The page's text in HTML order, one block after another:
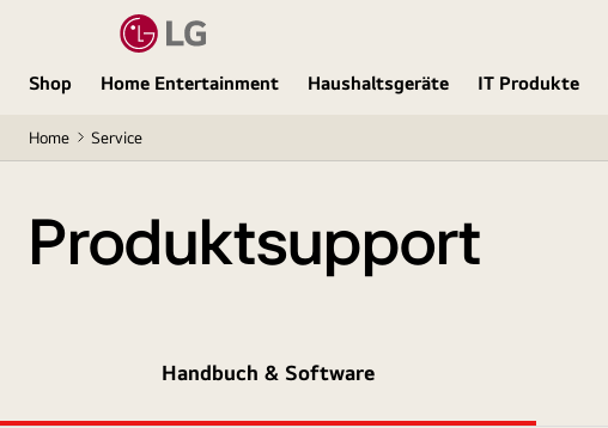
Shop Home Entertainment Haushaltsgeräte IT Produkte
Home Service
Produktsupport
Handbuch & Software